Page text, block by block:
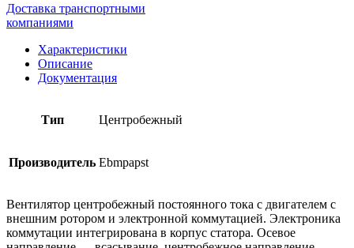
Доставка транспортными
компаниями
Характеристики
Описание
Документация
Тип Центробежный
Производитель Ebmpapst
Вентилятор центробежный постоянного тока с двигателем с
внешним ротором и электронной коммутацией. Электроника
коммутации интегрирована в корпус статора. Осевое